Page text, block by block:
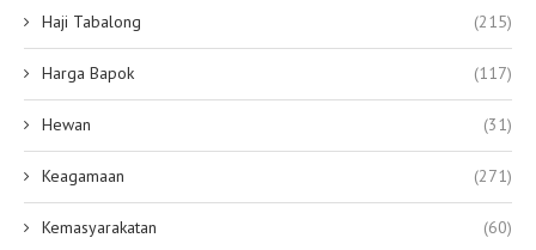
Haji Tabalong (215)
Harga Bapok (117)
Hewan (31)
Keagamaan (271)
Kemasyarakatan (60)